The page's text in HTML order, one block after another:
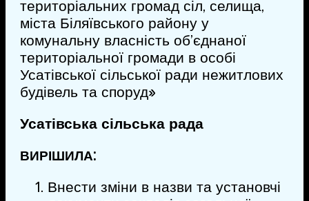
територіальних громад сіл, селища,
міста Біляївського району у
комунальну власність об’єднаної
територіальної громади в особі
Усатівської сільської ради нежитлових
будівель та споруд»
Усатівська сільська рада
ВИРІШИЛА:
Внести зміни в назви та установчі